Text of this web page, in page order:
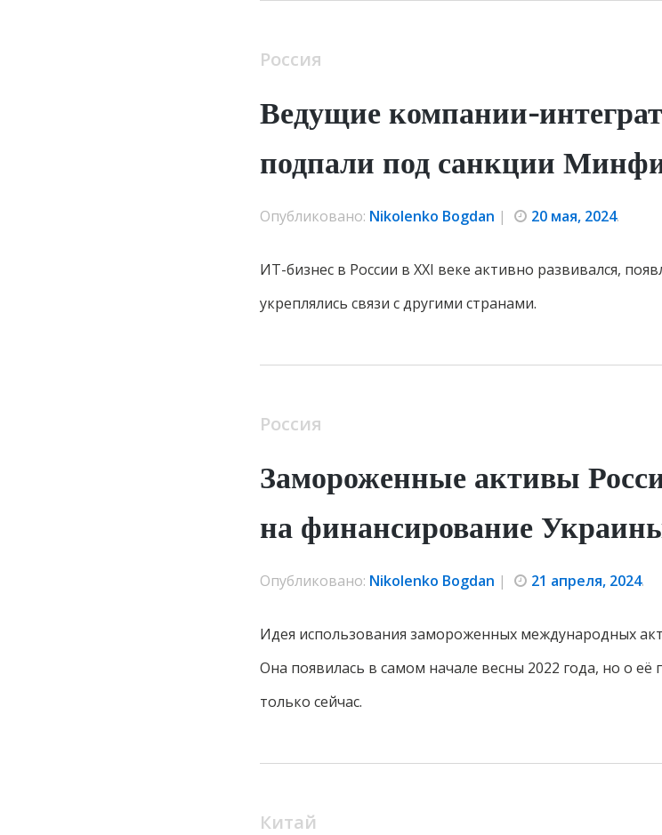
Россия
Ведущие компании-
подпали под санкции
Опубликовано: Nikolenko Bogdan | 20 мая, 2024.
ИТ-бизнес в России в XXI веке активно развивался,
укреплялись связи с другими странами.
Россия
Замороженные активы
на финансирование
Опубликовано: Nikolenko Bogdan | 21 апреля, 2024.
Идея использования замороженных международных
Она появилась в самом начале весны 2022 года, но о её
только сейчас.
Китай